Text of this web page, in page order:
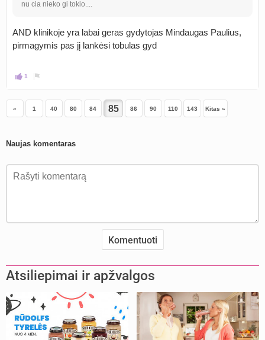
nu cia nieko gi tokio....
AND klinikoje yra labai geras gydytojas Mindaugas Paulius,
pirmagymis pas jį lankėsi tobulas gyd
1
« 1 40 80 84 86 90 110 143 Kitas »
Naujas komentaras
Atsiliepimai ir apžvalgos